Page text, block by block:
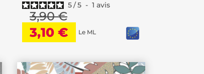
5/5 - 1 avis
3,90 €
3,10 € Le ML